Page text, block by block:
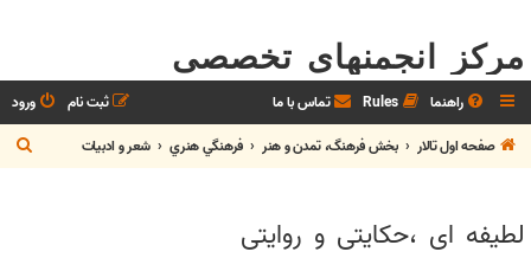
مرکز انجمنهای تخصصی
راهنما Rules تماس با ما ورود
ثبت نام
صفحه اول تالار
بخش فرهنگ، تمدن و هنر فرهنگي هنري شعر و ادبيات
ج
س
لطیفه ای ،حکایتی و روایتی